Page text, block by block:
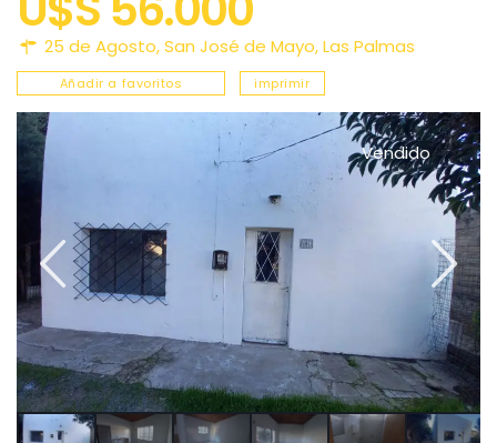
25 de Agosto,San José de Mayo,Las Palmas
Añadir a favoritos imprimir
Vendido